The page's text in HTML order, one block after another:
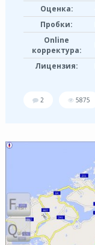
Оценка:
Пробки:
Online
корректура:
Лицензия:
2 5875